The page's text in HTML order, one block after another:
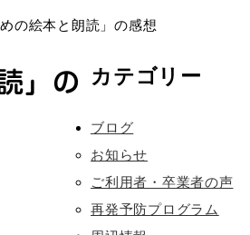
の絵本と朗読」の感想
」の
カテゴリー
ブログ
お知らせ
ご利用者・卒業者の声
再発予防プログラム